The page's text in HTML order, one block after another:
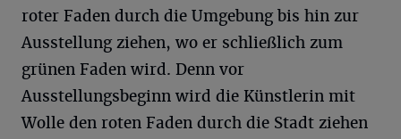
roter Faden durch die Umgebung bis hin zur
Ausstellung ziehen, wo er schließlich zum
grünen Faden wird. Denn vor
Ausstellungsbeginn wird die Künstlerin mit
Wolle den roten Faden durch die Stadt ziehen